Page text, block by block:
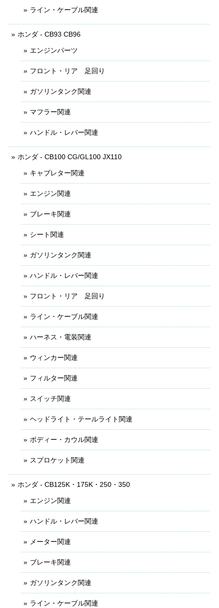
ライン・ケーブル関連
ホンダ - CB93 CB96
エンジンパーツ
フロント・リア 足回り
ガソリンタンク関連
マフラー関連
ハンドル・レバー関連
ホンダ - CB100 CG/GL100 JX110
キャブレター関連
エンジン関連
ブレーキ関連
シート関連
ガソリンタンク関連
ハンドル・レバー関連
フロント・リア 足回り
ライン・ケーブル関連
ハーネス・電装関連
ウィンカー関連
フィルター関連
スイッチ関連
ヘッドライト・テールライト関連
ボディー・カウル関連
スプロケット関連
ホンダ - CB125K・175K・250・350
エンジン関連
ハンドル・レバー関連
メーター関連
ブレーキ関連
ガソリンタンク関連
ライン・ケーブル関連